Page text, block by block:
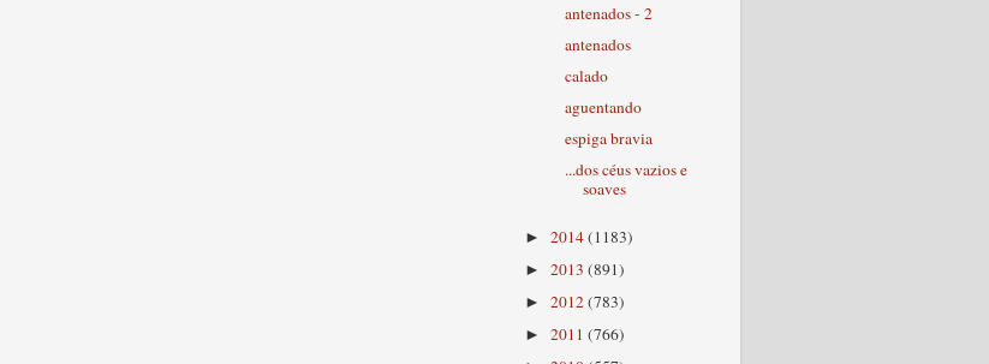
antenados - 2
antenados
calado
aguentando
espiga bravia
...dos céus vazios e
soaves
► 2014(1183)
► 2013 (891)
► 2012(783)
► 2011 (766)